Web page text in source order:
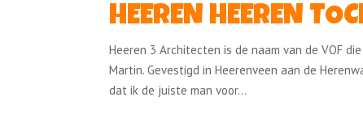
HEEREN HEEREN
Heeren 3 Architecten is de naam van de VOF
Martin. Gevestigd in Heerenveen aan de
dat ik de juiste man voor...